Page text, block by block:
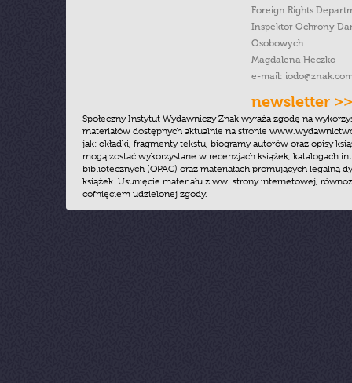
Foreign Rights
Inspektor Ochrony
Osobowych
Magdalena Heczko
e-mail:
newsletter >>
Społeczny Instytut Wydawniczy Znak wyraża zgodę na
materiałów dostępnych aktualnie na stronie
jak: okładki, fragmenty tekstu, biogramy autorów oraz opisy
mogą zostać wykorzystane w recenzjach książek, katalogach
bibliotecznych (OPAC) oraz materiałach promujących legalną
książek. Usunięcie materiału z ww. strony internetowej,
cofnięciem udzielonej zgody.